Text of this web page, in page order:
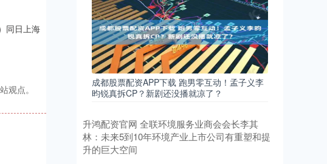
同日上海
观点。
成都股票配资APP下载 跑男零互动！孟子义李
昀锐真拆CP？新剧还没播就凉了？
升鸿配资官网 全联环境服务业商会会长李其
林：未来5到10年环境产业上市公司有重塑和提
升的巨大空间